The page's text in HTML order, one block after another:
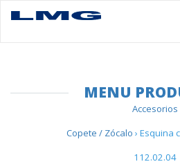
MENU
Accesorios
Copete / Zócalo › Esquina
112.02.04